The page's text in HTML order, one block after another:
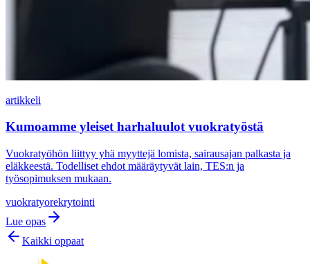
artikkeli
Kumoamme yleiset harhaluulot vuokratyöstä
Vuokratyöhön liittyy yhä myyttejä lomista, sairausajan palkasta ja
eläkkeestä. Todelliset ehdot määräytyvät lain, TES:n ja
työsopimuksen mukaan.
vuokratyorekrytointi
Lue opas
Kaikki oppaat